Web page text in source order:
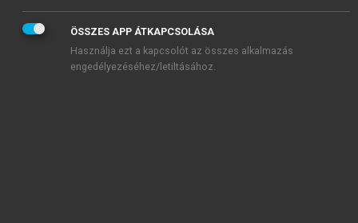
ÖSSZES APP ÁTKAPCSOLÁSA
Használja ezt a kapcsolót az összes alkalmazás
engedélyezéséhez/letiltásához.